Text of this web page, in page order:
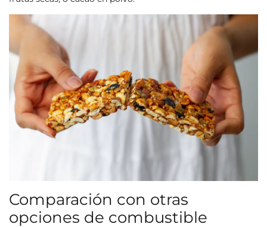
Comparación con otras
opciones de combustible